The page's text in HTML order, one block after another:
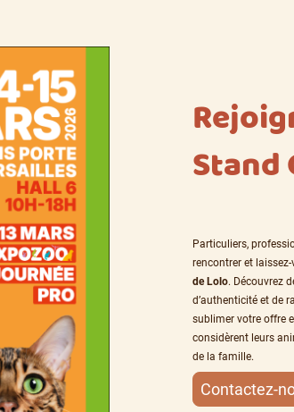
Stand
Particuliers,
rencontrer et
de Lolo. Découvrez
d’authenticité et de
sublimer votre offre
considèrent leurs
de la famille.
Contactez-